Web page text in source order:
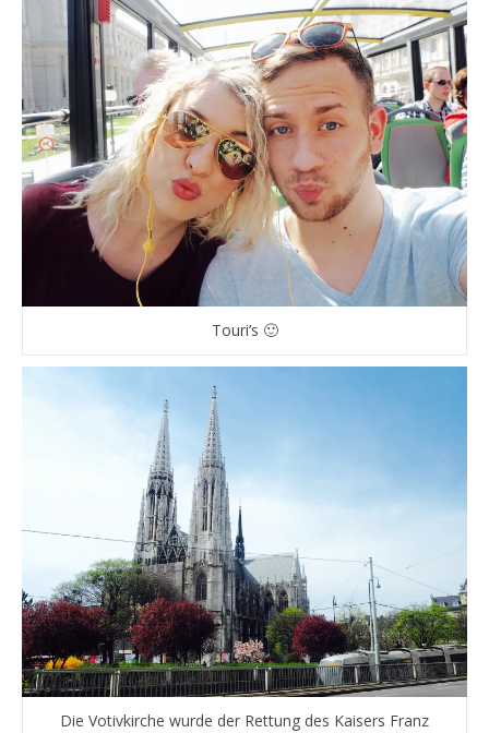
Touri’s 🙂
Die Votivkirche wurde der Rettung des Kaisers Franz